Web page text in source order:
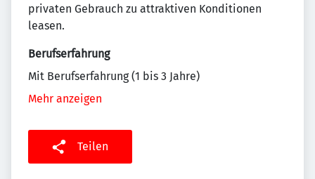
privaten Gebrauch zu attraktiven Konditionen
leasen.
Berufserfahrung
Mit Berufserfahrung (1 bis 3 Jahre)
Mehr anzeigen
Teilen